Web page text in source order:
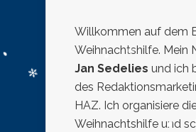
Willkommen auf dem
Weihnachtshilfe. Mein
Jan Sedelies und ich
des
HAZ. Ich organisiere
Weihnachtshilfe und